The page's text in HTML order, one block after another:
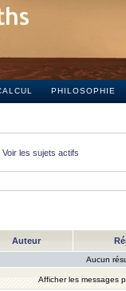
PHILOSOPHIE
Voir les sujets actifs
Auteur
Aucun
Afficher les messages